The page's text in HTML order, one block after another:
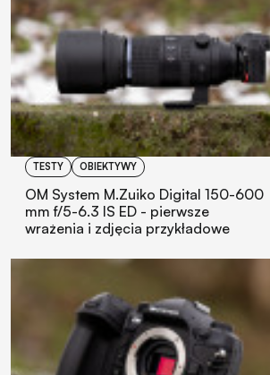
TESTY OBIEKTYWY
OM System M.Zuiko Digital 150-600
mm f/5-6.3 IS ED - pierwsze
wrażenia i zdjęcia przykładowe